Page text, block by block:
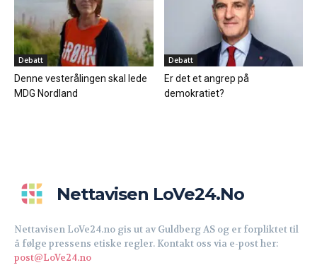
Debatt
Denne vesterålingen skal lede
MDG Nordland
Debatt
Er det et angrep på
demokratiet?
Nettavisen LoVe24.no
Nettavisen LoVe24.no gis ut av Guldberg AS og er forpliktet til
å følge pressens etiske regler. Kontakt oss via e-post her:
post@LoVe24.no